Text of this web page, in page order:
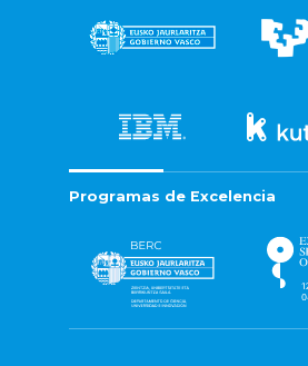
Programas de Excelencia